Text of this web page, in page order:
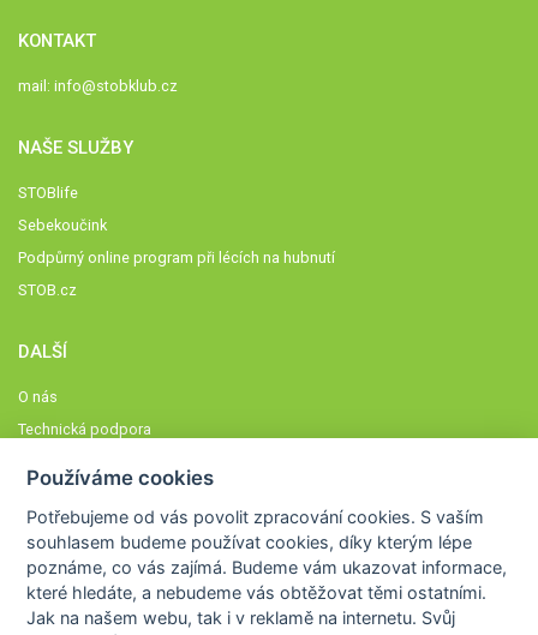
KONTAKT
mail: info@stobklub.cz
NAŠE SLUŽBY
STOBlife
Sebekoučink
Podpůrný online program při lécích na hubnutí
STOB.cz
DALŠÍ
O nás
Technická podpora
Členové STOBklubu
Zásady nakládání s osobními údaji
Otestujte se
Spočítejte si
Používáme cookies
Potřebujeme od vás povolit zpracování cookies. S vaším
souhlasem budeme používat cookies, díky kterým lépe
poznáme,co vás zajímá. Budeme vám ukazovat informace,
které hledáte, a nebudeme vás obtěžovat těmi ostatními.
Jak na našem webu, tak i v reklamě na internetu. Svůj